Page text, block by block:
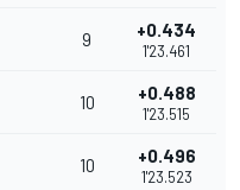
9 +0.434
1'23.461
10 +0.488
1'23.515
10 +0.496
1'23.523